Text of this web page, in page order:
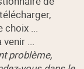
choix ...
...
problème,